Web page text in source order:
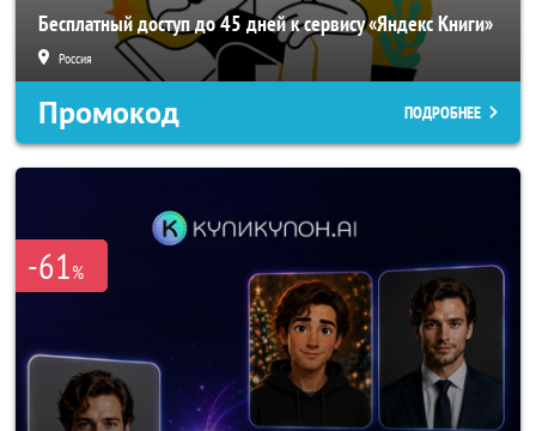
Бесплатный доступ до 45 дней к сервису «Яндекс Книги»
Россия
Промокод ПОДРОБНЕЕ
-61%